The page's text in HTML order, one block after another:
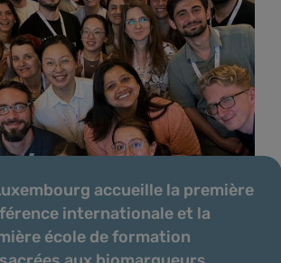
accueille la première
internationale et la
école de formation